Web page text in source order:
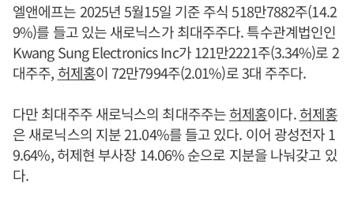
엘앤에프는 2025년 5월15일 기준 주식 518만7882주(14.2
9%)를 들고 있는 새로닉스가 최대주주다. 특수관계법인인
Kwang Sung Electronics Inc가 121만2221주(3.34%)로 2
대주주, 허제홍이 72만7994주(2.01%)로 3대 주주다.
다만 최대주주 새로닉스의 최대주주는허제홍이다.허제홍
은 새로닉스의 지분 21.04%를 들고 있다. 이어 광성전자 1
9.64%, 허제현 부사장 14.06% 순으로 지분을 나눠갖고 있
다.